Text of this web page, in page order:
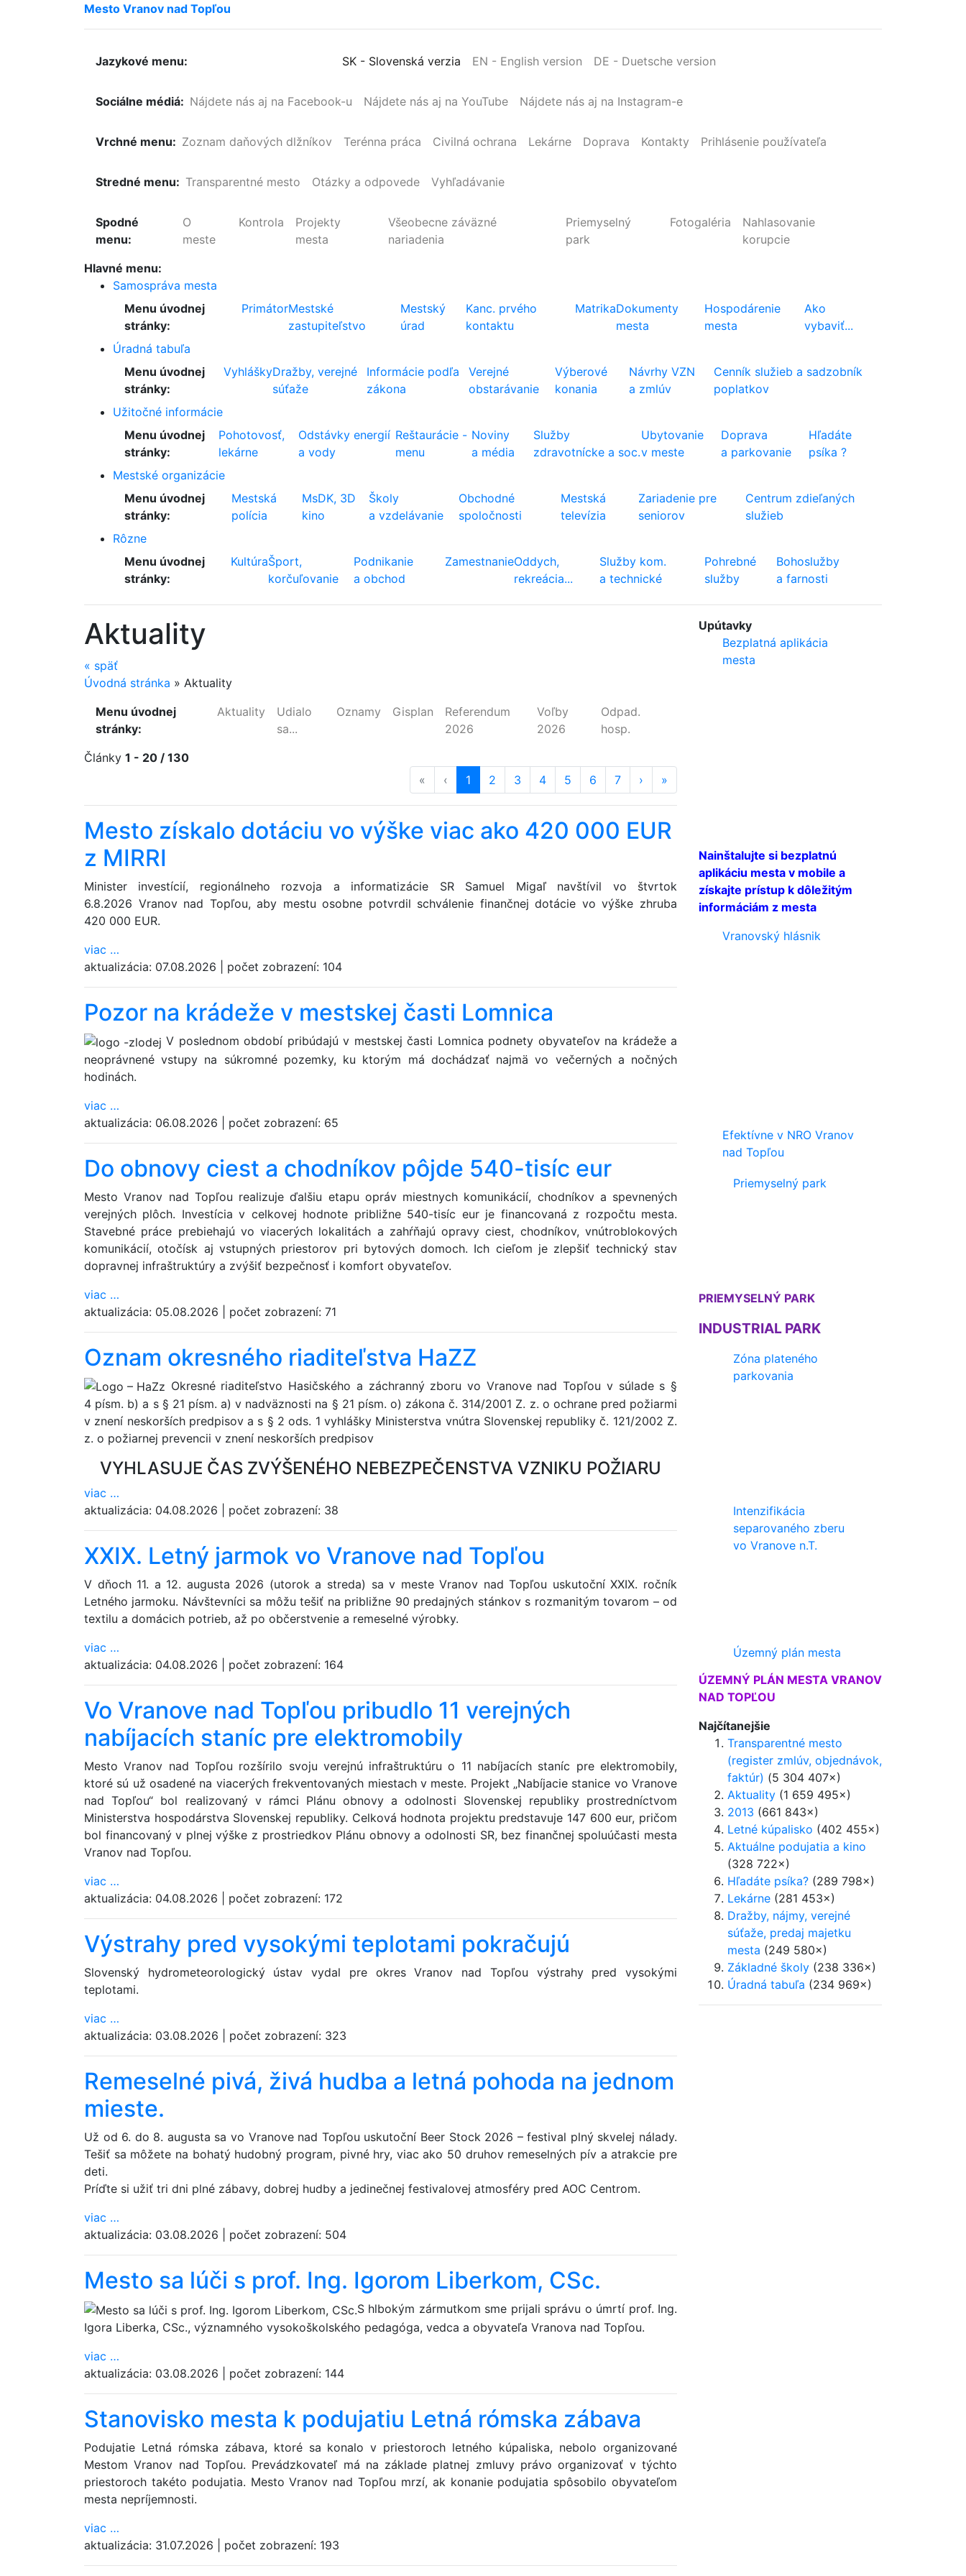
Mesto Vranov nad Topľou
Jazykové menu: SK - Slovenská verzia EN - English version DE - Duetsche version
Sociálne médiá: Nájdete nás aj na Facebook-u Nájdete nás aj na YouTube Nájdete nás aj na Instagram-e
Vrchné menu: Zoznam daňových dlžníkov Terénna práca Civilná ochrana Lekárne Doprava Kontakty Prihlásenie používateľa
Stredné menu: Transparentné mesto Otázky a odpovede Vyhľadávanie
Spodné
menu:
O
meste
Kontrola
Projekty
mesta
Všeobecne záväzné
nariadenia
Priemyselný
park
Fotogaléria
Nahlasovanie
korupcie
Hlavné menu:
Samospráva mesta
Menu úvodnej
stránky:
PrimátorMestské
zastupiteľstvo
Mestský
úrad
Kanc. prvého
kontaktu
MatrikaDokumenty
mesta
Hospodárenie
mesta
Ako
vybaviť...
Úradná tabuľa
Menu úvodnej
stránky:
VyhláškyDražby, verejné
súťaže
Informácie podľa
zákona
Verejné
obstarávanie
Výberové
konania
Návrhy VZN
a zmlúv
Cenník služieb a sadzobník
poplatkov
Užitočné informácie
Menu úvodnej
stránky:
Pohotovosť,
lekárne
Odstávky energií
a vody
Reštaurácie -
menu
Noviny
a média
Služby
zdravotnícke a soc.
Ubytovanie
v meste
Doprava
a parkovanie
Hľadáte
psíka ?
Mestské organizácie
Menu úvodnej
stránky:
Mestská
polícia
MsDK, 3D
kino
Školy
a vzdelávanie
Obchodné
spoločnosti
Mestská
televízia
Zariadenie pre
seniorov
Centrum zdieľaných
služieb
Rôzne
Menu úvodnej
stránky:
KultúraŠport,
korčuľovanie
Podnikanie
a obchod
ZamestnanieOddych,
rekreácia...
Služby kom.
a technické
Pohrebné
služby
Bohoslužby
a farnosti
Upútavky
Bezplatná aplikácia
mesta
Nainštalujte si bezplatnú
aplikáciu mesta v mobile a
získajte prístup k dôležitým
informáciám z mesta
Vranovský hlásnik
Efektívne v NRO Vranov
nad Topľou
Priemyselný park
PRIEMYSELNÝ PARK
INDUSTRIAL PARK
Zóna plateného
parkovania
Intenzifikácia
separovaného zberu
vo Vranove n.T.
Územný plán mesta
ÚZEMNÝ PLÁN MESTA VRANOV
NAD TOPĽOU
Najčítanejšie
Transparentné mesto
(register zmlúv, objednávok,
faktúr) (5 304 407×)
Aktuality (1 659 495×)
2013 (661 843×)
Letné kúpalisko (402 455×)
Aktuálne podujatia a kino
(328 722×)
Hľadáte psíka? (289 798×)
Lekárne (281 453×)
Dražby, nájmy, verejné
súťaže, predaj majetku
mesta (249 580×)
Základné školy (238 336×)
Úradná tabuľa (234 969×)
Aktuality
« späť
Úvodná stránka » Aktuality
Menu úvodnej
stránky:
Aktuality
Udialo
sa...
Oznamy Gisplan
Referendum
2026
Voľby
2026
Odpad.
hosp.
Články 1 - 20 / 130
« prvá strana
‹ predošlá strana
strana
1 (aktuálna)
strana
2 strana
3 strana
4 strana
5 strana
6 strana
7 ďalšia strana
› posledná strana
»
Mesto získalo dotáciu vo výške viac ako 420 000 EUR
z MIRRI
Minister investícií, regionálneho rozvoja a informatizácie SR Samuel Migaľ navštívil vo štvrtok
6.8.2026 Vranov nad Topľou, aby mestu osobne potvrdil schválenie finančnej dotácie vo výške zhruba
420 000 EUR.
viac …
aktualizácia: 07.08.2026 počet zobrazení: 104
Pozor na krádeže v mestskej časti Lomnica
V poslednom období pribúdajú v mestskej časti Lomnica podnety obyvateľov na krádeže a
neoprávnené vstupy na súkromné pozemky, ku ktorým má dochádzať najmä vo večerných a nočných
hodinách.
viac …
aktualizácia: 06.08.2026 počet zobrazení: 65
Do obnovy ciest a chodníkov pôjde 540-tisíc eur
Mesto Vranov nad Topľou realizuje ďalšiu etapu opráv miestnych komunikácií, chodníkov a spevnených
verejných plôch. Investícia v celkovej hodnote približne 540-tisíc eur je financovaná z rozpočtu mesta.
Stavebné práce prebiehajú vo viacerých lokalitách a zahŕňajú opravy ciest, chodníkov, vnútroblokových
komunikácií, otočísk aj vstupných priestorov pri bytových domoch. Ich cieľom je zlepšiť technický stav
dopravnej infraštruktúry a zvýšiť bezpečnosť i komfort obyvateľov.
viac …
aktualizácia: 05.08.2026 počet zobrazení: 71
Oznam okresného riaditeľstva HaZZ
Okresné riaditeľstvo Hasičského a záchranný zboru vo Vranove nad Topľou v súlade s §
4 písm. b) a s § 21 písm. a) v nadväznosti na § 21 písm. o) zákona č. 314/2001 Z. z. o ochrane pred požiarmi
v znení neskorších predpisov a s § 2 ods. 1 vyhlášky Ministerstva vnútra Slovenskej republiky č. 121/2002 Z.
z. o požiarnej prevencii v znení neskorších predpisov
VYHLASUJE ČAS ZVÝŠENÉHO NEBEZPEČENSTVA VZNIKU POŽIARU
viac …
aktualizácia: 04.08.2026 počet zobrazení: 38
XXIX. Letný jarmok vo Vranove nad Topľou
V dňoch 11. a 12. augusta 2026 (utorok a streda) sa v meste Vranov nad Topľou uskutoční XXIX. ročník
Letného jarmoku. Návštevníci sa môžu tešiť na približne 90 predajných stánkov s rozmanitým tovarom – od
textilu a domácich potrieb, až po občerstvenie a remeselné výrobky.
viac …
aktualizácia: 04.08.2026 počet zobrazení: 164
Vo Vranove nad Topľou pribudlo 11 verejných
nabíjacích staníc pre elektromobily
Mesto Vranov nad Topľou rozšírilo svoju verejnú infraštruktúru o 11 nabíjacích staníc pre elektromobily,
ktoré sú už osadené na viacerých frekventovaných miestach v meste. Projekt „Nabíjacie stanice vo Vranove
nad Topľou“ bol realizovaný v rámci Plánu obnovy a odolnosti Slovenskej republiky prostredníctvom
Ministerstva hospodárstva Slovenskej republiky. Celková hodnota projektu predstavuje 147 600 eur, pričom
bol financovaný v plnej výške z prostriedkov Plánu obnovy a odolnosti SR, bez finančnej spoluúčasti mesta
Vranov nad Topľou.
viac …
aktualizácia: 04.08.2026 počet zobrazení: 172
Výstrahy pred vysokými teplotami pokračujú
Slovenský hydrometeorologický ústav vydal pre okres Vranov nad Topľou výstrahy pred vysokými
teplotami.
viac …
aktualizácia: 03.08.2026 počet zobrazení: 323
Remeselné pivá, živá hudba a letná pohoda na jednom
mieste.
Už od 6. do 8. augusta sa vo Vranove nad Topľou uskutoční Beer Stock 2026 – festival plný skvelej nálady.
Tešiť sa môžete na bohatý hudobný program, pivné hry, viac ako 50 druhov remeselných pív a atrakcie pre
deti.
Príďte si užiť tri dni plné zábavy, dobrej hudby a jedinečnej festivalovej atmosféry pred AOC Centrom.
viac …
aktualizácia: 03.08.2026 počet zobrazení: 504
Mesto sa lúči s prof. Ing. Igorom Liberkom, CSc.
S hlbokým zármutkom sme prijali správu o úmrtí prof. Ing.
Igora Liberka, CSc., významného vysokoškolského pedagóga, vedca a obyvateľa Vranova nad Topľou.
viac …
aktualizácia: 03.08.2026 počet zobrazení: 144
Stanovisko mesta k podujatiu Letná rómska zábava
Podujatie Letná rómska zábava, ktoré sa konalo v priestoroch letného kúpaliska, nebolo organizované
Mestom Vranov nad Topľou. Prevádzkovateľ má na základe platnej zmluvy právo organizovať v týchto
priestoroch takéto podujatia. Mesto Vranov nad Topľou mrzí, ak konanie podujatia spôsobilo obyvateľom
mesta nepríjemnosti.
viac …
aktualizácia: 31.07.2026 počet zobrazení: 193